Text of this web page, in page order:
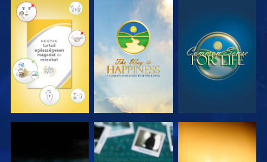
MŰSORNÉZÉS MŰSORNÉZÉS MŰSORNÉZÉS
MŰSORNÉZÉS MŰSORNÉZÉS